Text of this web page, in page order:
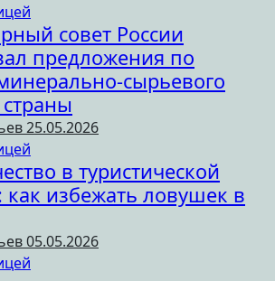
совет России
предложения по
сырьевого
25.05.2026
в туристической
как избежать ловушек в
05.05.2026